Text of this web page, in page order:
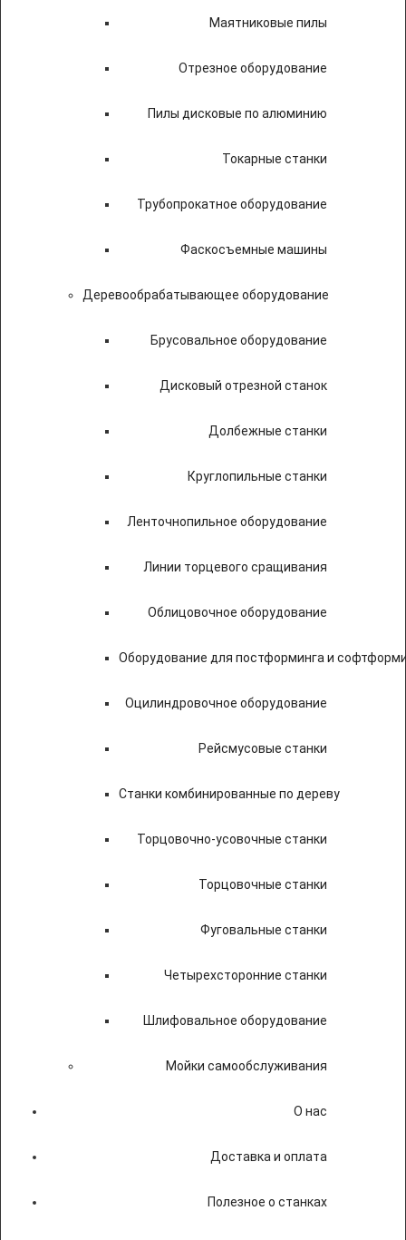
Маятниковые пилы
Отрезное оборудование
Пилы дисковые по алюминию
Токарные станки
Трубопрокатное оборудование
Фаскосъемные машины
Деревообрабатывающее оборудование
Брусовальное оборудование
Дисковый отрезной станок
Долбежные станки
Круглопильные станки
Ленточнопильное оборудование
Линии торцевого сращивания
Облицовочное оборудование
Оборудование для постформинга и
Оцилиндровочное оборудование
Рейсмусовые станки
Станки комбинированные по дереву
Торцовочно-усовочные станки
Торцовочные станки
Фуговальные станки
Четырехсторонние станки
Шлифовальное оборудование
Мойки самообслуживания
О нас
Доставка и оплата
Полезное о станках